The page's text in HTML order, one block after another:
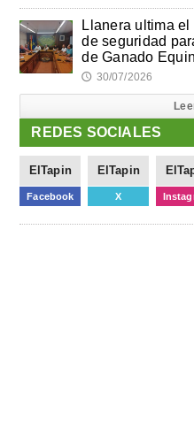
Llanera ultima
de seguridad
de Ganado
🕔 30/07/2026
REDES SOCIALES
ElTapin
Facebook
ElTapin
X